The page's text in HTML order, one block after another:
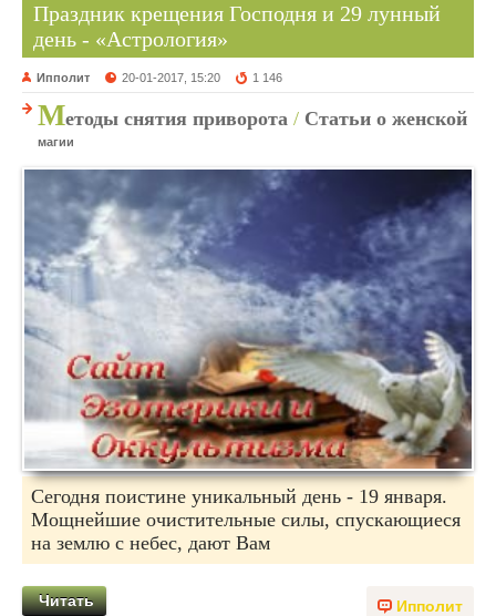
Праздник крещения Господня и 29 лунный
день - «Астрология»
Ипполит 20-01-2017, 15:20 1 146
Методы снятия приворота / Статьи о женской
магии
Сегодня поистине уникальный день - 19 января.
Мощнейшие очистительные силы, спускающиеся
на землю с небес, дают Вам
Ипполит
Читать